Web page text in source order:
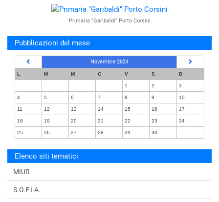
Primaria "Garibaldi" Porto Corsini
Pubblicazioni del mese
Novembre 2024
L M M G V S D
1 2 3
4 5 6 7 8 9 10
11 12 13 14 15 16 17
18 19 20 21 22 23 24
25 26 27 28 29 30
Elenco siti tematici
MIUR
S.O.F.I.A.